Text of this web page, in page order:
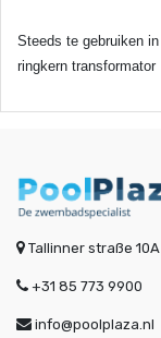
Steeds te gebruiken
ringkern transformator
Tallinner straße 10A
+31 85 773 9900
info@poolplaza.nl